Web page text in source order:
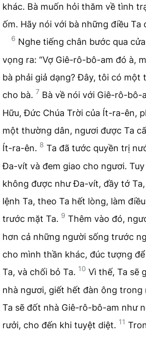
khác. Bà muốn hỏi thăm về tình
ốm. Hãy nói với bà những điều Ta
6 Nghe tiếng chân bước qua
vọng ra: “Vợ Giê-rô-bô-am đó à,
bà phải giả dạng? Đây, tôi có một
cho bà. 7 Bà về nói với Giê-rô-bô-
Hữu, Đức Chúa Trời của Ít-ra-ên,
một thường dân, ngươi được Ta
Ít-ra-ên. 8 Ta đã tước quyền trị
Đa-vít và đem giao cho ngươi.
không được như Đa-vít, đầy tớ
lệnh Ta, theo Ta hết lòng, làm
trước mặt Ta. 9 Thêm vào đó,
hơn cả những người sống trước
cho mình thần khác, đúc tượng
Ta, và chối bỏ Ta. 10 Vì thế, Ta sẽ
nhà ngươi, giết hết đàn ông trong
Ta sẽ đốt nhà Giê-rô-bô-am như
rưởi, cho đến khi tuyệt diệt. 11